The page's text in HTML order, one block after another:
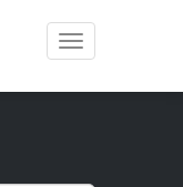
Toggle
navigation